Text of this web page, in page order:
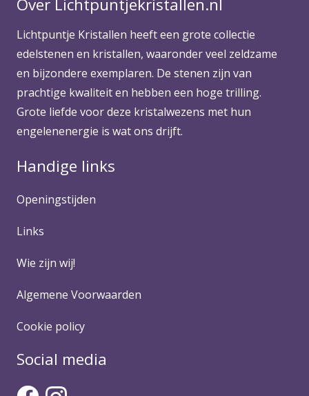
Over Lichtpuntjekristallen.nl
Lichtpuntje Kristallen heeft een grote collectie
edelstenen en kristallen, waaronder veel zeldzame
en bijzondere exemplaren. De stenen zijn van
prachtige kwaliteit en hebben een hoge trilling.
Grote liefde voor deze kristalwezens met hun
engelenenergie is wat ons drijft.
Handige links
Openingstijden
Links
Wie zijn wij!
Algemene Voorwaarden
Cookie policy
Social media